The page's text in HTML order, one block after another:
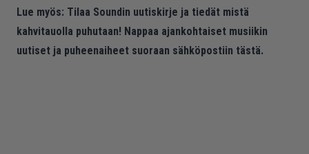
Lue myös: Tilaa Soundin uutiskirje ja tiedät mistä
kahvitauolla puhutaan! Nappaa ajankohtaiset musiikin
uutiset ja puheenaiheet suoraan sähköpostiin tästä.